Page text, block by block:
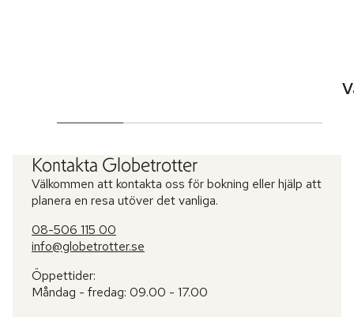
Kontakta Globetrotter
Välkommen att kontakta oss för bokning eller hjälp att
planera en resa utöver det vanliga.
08-506 115 00
info@globetrotter.se
Öppettider:
Måndag - fredag: 09.00 - 17.00